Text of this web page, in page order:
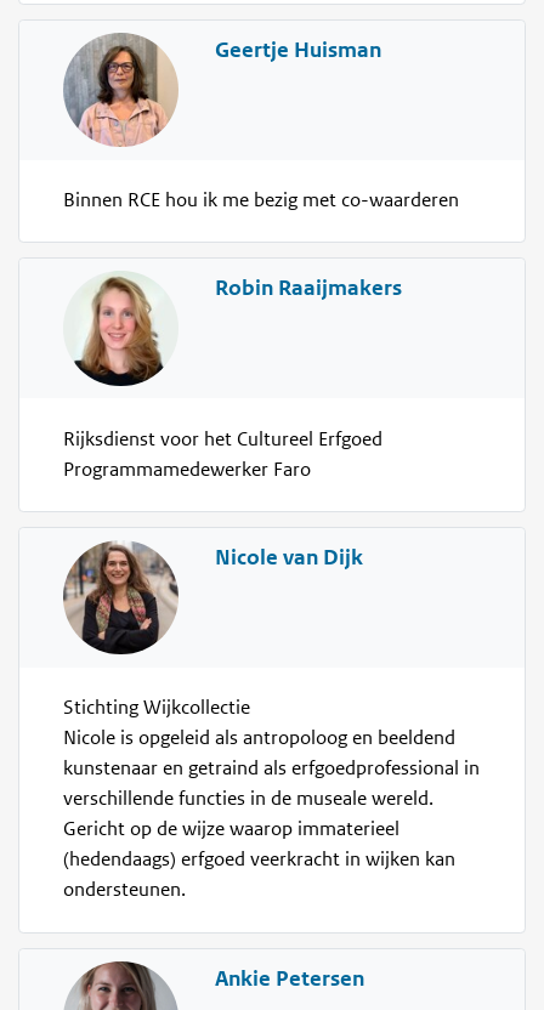
Geertje Huisman
Binnen RCE hou ik me bezig met co-waarderen
Robin Raaijmakers
Rijksdienst voor het Cultureel Erfgoed
Programmamedewerker Faro
Nicole van Dijk
Stichting Wijkcollectie
Nicole is opgeleid als antropoloog en beeldend
kunstenaar en getraind als erfgoedprofessional in
verschillende functies in de museale wereld.
Gericht op de wijze waarop immaterieel
(hedendaags) erfgoed veerkracht in wijken kan
ondersteunen.
Ankie Petersen